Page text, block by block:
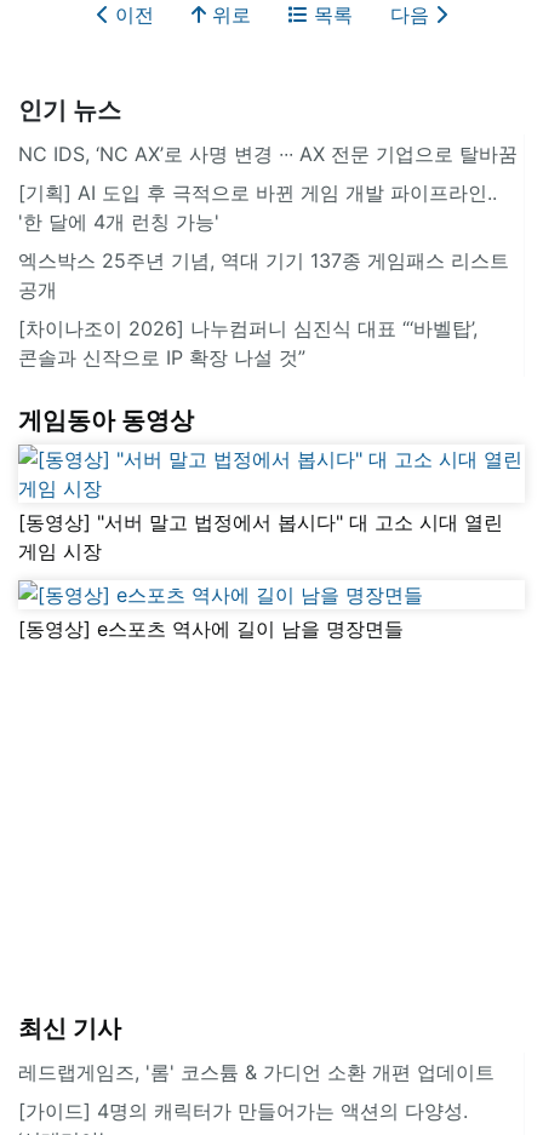
이전 위로 목록 다음
인기 뉴스
NC IDS, ‘NC AX’로 사명 변경 ∙∙∙ AX 전문 기업으로 탈바꿈
[기획] AI 도입 후 극적으로 바뀐 게임 개발 파이프라인..
'한 달에 4개 런칭 가능'
엑스박스 25주년 기념, 역대 기기 137종 게임패스 리스트
공개
[차이나조이 2026] 나누컴퍼니 심진식 대표 “‘바벨탑’,
콘솔과 신작으로 IP 확장 나설 것”
게임동아 동영상
[동영상] "서버 말고 법정에서 봅시다" 대 고소 시대 열린
게임 시장
[동영상] e스포츠 역사에 길이 남을 명장면들
최신 기사
레드랩게임즈, '롬' 코스튬 & 가디언 소환 개편 업데이트
[가이드] 4명의 캐릭터가 만들어가는 액션의 다양성.